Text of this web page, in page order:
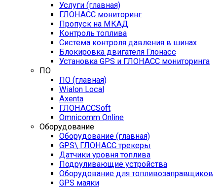
Услуги (главная)
ГЛОНАСС мониторинг
Пропуск на МКАД
Контроль топлива
Система контроля давления в шинах
Блокировка двигателя Глонасс
Установка GPS и ГЛОНАСС мониторинга
ПО
ПО (главная)
Wialon Local
Axenta
ГЛОНАССSoft
Оmnicomm Оnline
Оборудование
Оборудование (главная)
GPS\ ГЛОНАСС трекеры
Датчики уровня топлива
Подруливающие устройства
Оборудование для топливозаправщиков
GPS маяки